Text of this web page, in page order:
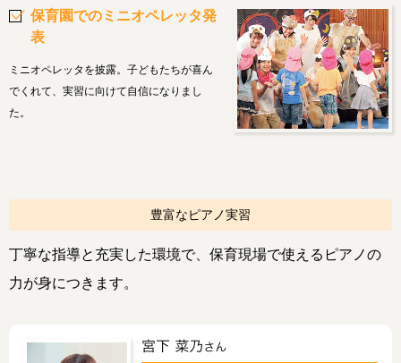
保育園でのミニオペレッタ発
表
ミニオペレッタを披露。子どもたちが喜ん
でくれて、実習に向けて自信になりまし
た。
豊富なピアノ実習
丁寧な指導と充実した環境で、保育現場で使えるピアノの
力が身につきます。